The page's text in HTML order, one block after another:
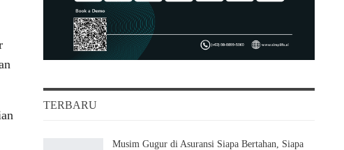
TERBARU
Musim Gugur di Asuransi Siapa Bertahan, Siapa